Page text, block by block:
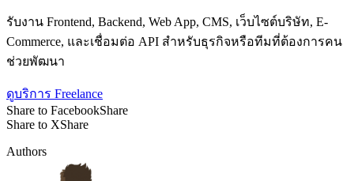
รับงาน Frontend, Backend, Web App, CMS, เว็บไซต์บริษัท, E-
Commerce, และเชื่อมต่อ API สำหรับธุรกิจหรือทีมที่ต้องการคน
ช่วยพัฒนา
ดูบริการ Freelance
Share to FacebookShare
Share to XShare
Authors